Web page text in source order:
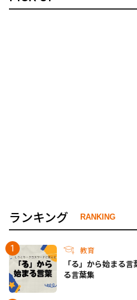
ランキング RANKING
教育
「る」から始まる
る言葉集